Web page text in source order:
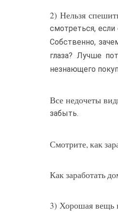
2) Нельзя
смотреться, если
Собственно,
глаза? Лучше
незнающего
Все недочеты
забыть.
Смотрите, как
Как заработать
3) Хорошая вещь